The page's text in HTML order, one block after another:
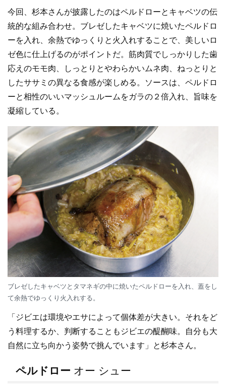
今回、杉本さんが披露したのはペルドローとキャベツの伝
統的な組み合わせ。ブレゼしたキャベツに焼いたペルドロ
ーを入れ、余熱でゆっくりと火入れすることで、美しいロ
ゼ色に仕上げるのがポイントだ。筋肉質でしっかりした歯
応えのモモ肉、しっとりとやわらかいムネ肉、ねっとりと
したササミの異なる食感が楽しめる。ソースは、ペルドロ
ーと相性のいいマッシュルームをガラの２倍入れ、旨味を
凝縮している。
ブレゼしたキャベツとタマネギの中に焼いたペルドローを入れ、蓋をし
て余熱でゆっくり火入れする。
「ジビエは環境やエサによって個体差が大きい。それをど
う料理するか、判断することもジビエの醍醐味。自分も大
自然に立ち向かう姿勢で挑んでいます」と杉本さん。
ペルドロー オー シュー